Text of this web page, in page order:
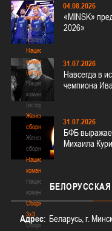
Национальная
команда
Национальная
команда
Национальная
команда
(история)
Национальная
команда
(история)
Женские
сборные
Женские
сборные
Национальная
команда
Национальная
команда
Сборные
3х3
Сборные
04.08.2026
«MINSK»
2026»
31.07.2026
Навсегда в
чемпиона
31.07.2026
БФБ
Михаила
БЕЛОРУССКАЯ
Адрес: Беларусь, г.